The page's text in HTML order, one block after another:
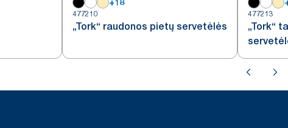
+18
477210
„Tork“ raudonos pietų servetėlės
+
477213
„Tork“